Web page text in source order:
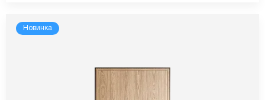
Новинка